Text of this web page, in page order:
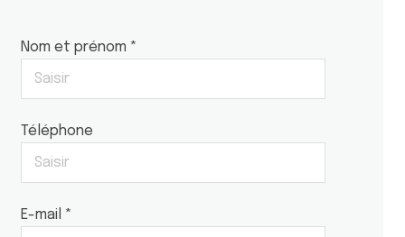
Nom et prénom *
Téléphone
E-mail *